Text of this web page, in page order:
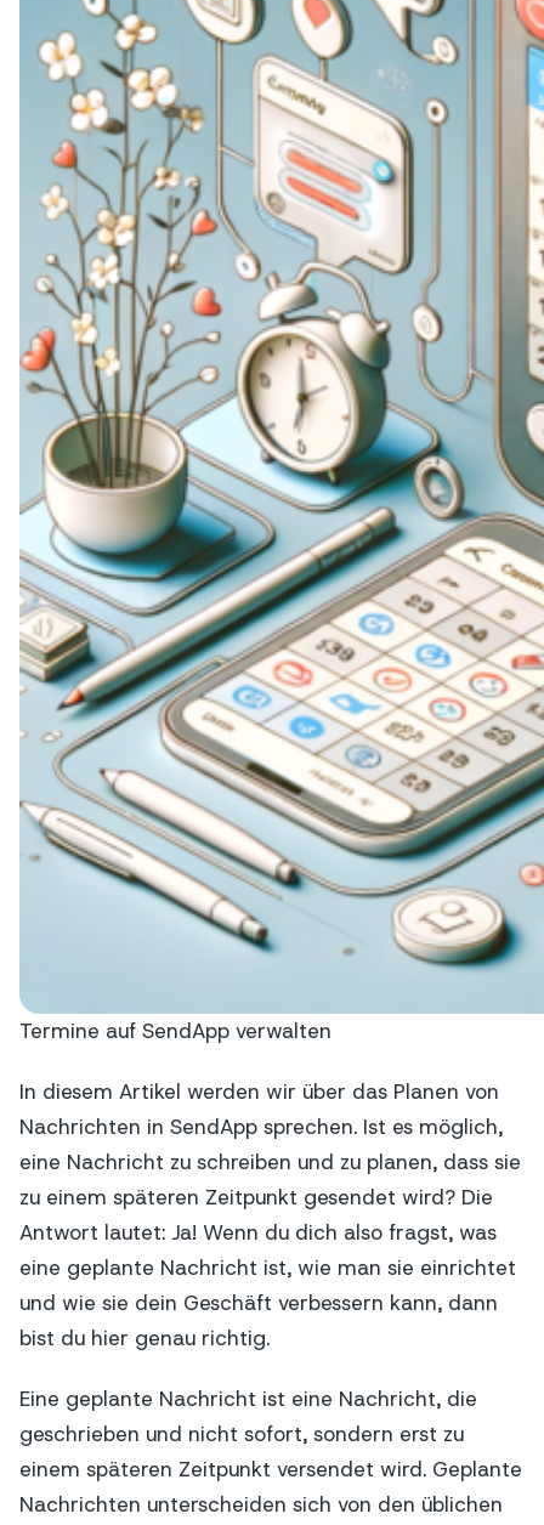
Termine auf SendApp verwalten
In diesem Artikel werden wir über das Planen von
Nachrichten in SendApp sprechen. Ist es möglich,
eine Nachricht zu schreiben und zu planen, dass sie
zu einem späteren Zeitpunkt gesendet wird? Die
Antwort lautet: Ja! Wenn du dich also fragst, was
eine geplante Nachricht ist, wie man sie einrichtet
und wie sie dein Geschäft verbessern kann, dann
bist du hier genau richtig.
Eine geplante Nachricht ist eine Nachricht, die
geschrieben und nicht sofort, sondern erst zu
einem späteren Zeitpunkt versendet wird. Geplante
Nachrichten unterscheiden sich von den üblichen